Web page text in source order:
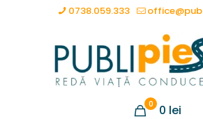
0738.059.333
0 0 lei